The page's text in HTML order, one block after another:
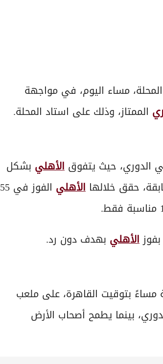
مساء اليوم، في مواجهة
الممتاز، وذلك على استاد المحلة.
الأهلي بشكل
الأهلي
الفوز في 55
الأهلي بهدف دون رد.
بتوقيت القاهرة، على ملعب
بينما يطمح أصحاب الأرض